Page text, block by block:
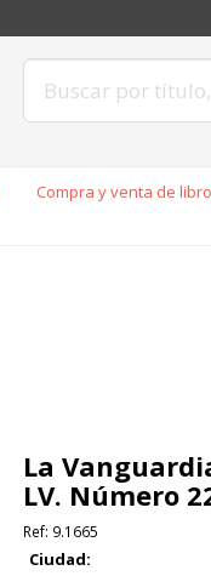
Compra y venta de
La
LV. Número
Ref: 9.1665
Ciudad: